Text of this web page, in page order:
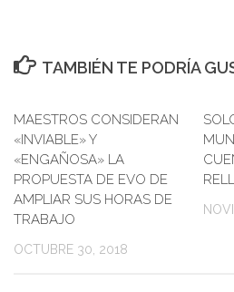
TAMBIÉN TE PODRÍA
MAESTROS CONSIDERAN
«INVIABLE» Y
«ENGAÑOSA» LA
PROPUESTA DE EVO DE
AMPLIAR SUS HORAS DE
TRABAJO
OCTUBRE 30, 2018